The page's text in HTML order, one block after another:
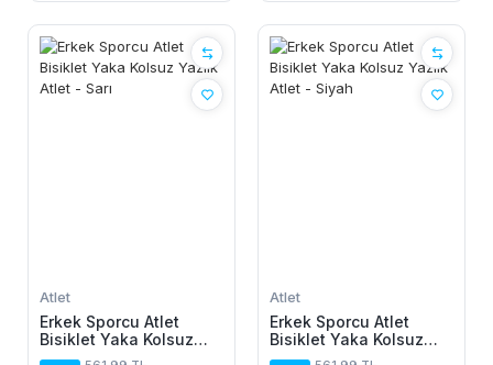
Atlet
Erkek Sporcu Atlet
Bisiklet Yaka Kolsuz
Yazlık Atlet - Sarı
Atlet
Erkek Sporcu Atlet
Bisiklet Yaka Kolsuz
Yazlık Atlet - Siyah